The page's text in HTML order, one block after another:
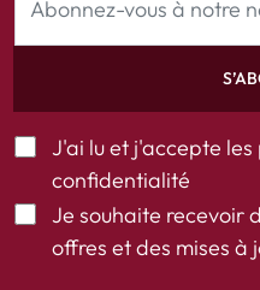
J'ai lu et j'accepte les
confidentialité
Je souhaite recevoir
offres et des mises à